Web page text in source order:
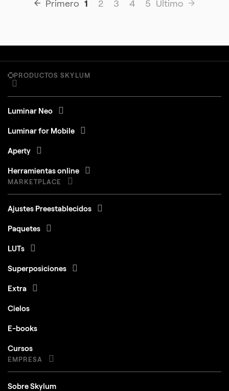
Primero 1 2 3 4 5 Último
PRODUCTOS SKYLUM
Luminar Neo
Luminar for Mobile
Aperty
Herramientas online
MARKETPLACE
Ajustes Preestablecidos
Paquetes
LUTs
Superposiciones
Extra
Cielos
E-books
Cursos
EMPRESA
Sobre Skylum